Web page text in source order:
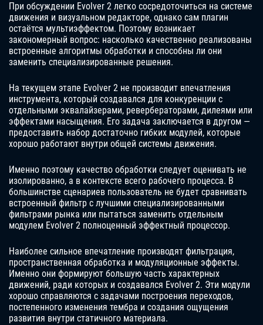
При обсуждении Evolver 2 легко сосредоточиться на системе
движения и визуальном редакторе, однако сам плагин
остаётся мультиэффектом. Поэтому возникает
закономерный вопрос: насколько качественно реализованы
встроенные алгоритмы обработки и способны ли они
заменить специализированные решения.
На текущем этапе Evolver 2 не производит впечатления
инструмента, который создавался для конкуренции с
отдельными эквалайзерами, ревербераторами, дилеями или
эффектами насыщения. Его задача заключается в другом —
предоставить набор достаточно гибких модулей, которые
хорошо работают внутри общей системы движения.
Именно поэтому качество обработки следует оценивать не
изолированно, а в контексте всего рабочего процесса. В
большинстве сценариев пользователь не будет сравнивать
встроенный фильтр с лучшими специализированными
фильтрами рынка или пытаться заменить отдельным
модулем Evolver 2 полноценный эффектный процессор.
Наиболее сильное впечатление производят фильтрация,
пространственная обработка и модуляционные эффекты.
Именно они формируют большую часть характерных
движений, ради которых и создавался Evolver 2. Эти модули
хорошо справляются с задачами построения переходов,
постепенного изменения тембра и создания ощущения
развития внутри статичного материала.